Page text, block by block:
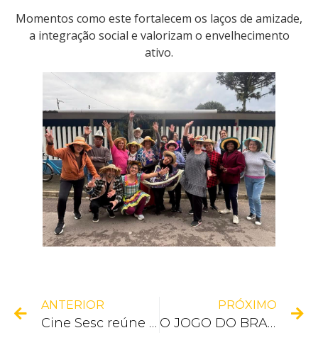
Momentos como este fortalecem os laços de amizade,
a integração social e valorizam o envelhecimento
ativo.
ANTERIOR
Cine Sesc reúne público em duas sessões no Theatro Municipal de Antonina
PRÓXIMO
O JOGO DO BRASIL É NA FESTA DE SÃO PEDRO!